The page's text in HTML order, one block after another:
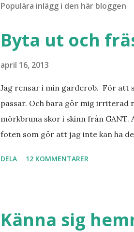
Populära inlägg i den här bloggen
Byta ut och
april 16, 2013
Jag rensar i min garderob. För att
passar. Och bara gör mig irriterad
mörkbruna skor i skinn från
foten som gör att jag inte kan ha
tjejkompisar. Ska bli underbart.
DELA 12 KOMMENTARER
Känna sig